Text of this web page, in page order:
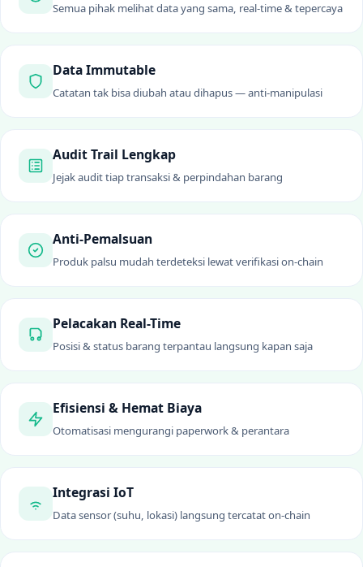
Semua pihak melihat data yang sama, real-time & tepercaya
Data Immutable
Catatan tak bisa diubah atau dihapus — anti-manipulasi
Audit Trail Lengkap
Jejak audit tiap transaksi & perpindahan barang
Anti-Pemalsuan
Produk palsu mudah terdeteksi lewat verifikasi on-chain
Pelacakan Real-Time
Posisi & status barang terpantau langsung kapan saja
Efisiensi & Hemat Biaya
Otomatisasi mengurangi paperwork & perantara
Integrasi IoT
Data sensor (suhu, lokasi) langsung tercatat on-chain